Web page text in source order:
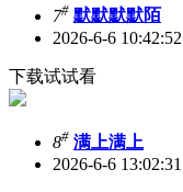
7# 默默默默陌
2026-6-6 10:42:52
下载试试看
8# 满上满上
2026-6-6 13:02:31